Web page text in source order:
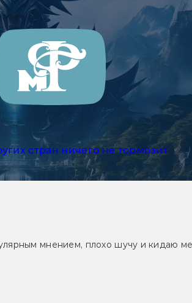
стран ничего не тормозит
мнением, плохо шучу и кидаю